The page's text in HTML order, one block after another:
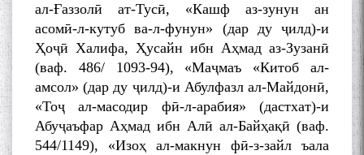
ал-Ғаззолӣ ат-Тусӣ, «Кашф аз-зунун ан
асомӣ-л-кутуб ва-л-фунун» (дар ду ҷилд)-и
Ҳоҷӣ Халифа, Ҳусайн ибн Аҳмад аз-Зузанӣ
(ваф. 486/ 1093-94), «Маҷмаъ «Китоб ал-
амсол» (дар ду ҷилд)-и Абулфазл ал-Майдонӣ,
«Тоҷ ал-масодир фӣ-л-арабия» (дастхат)-и
Абуҷаъфар Аҳмад ибн Алӣ ал-Байҳақӣ (ваф.
544/1149), «Изоҳ ал-макнун фӣ-з-зайл ъала